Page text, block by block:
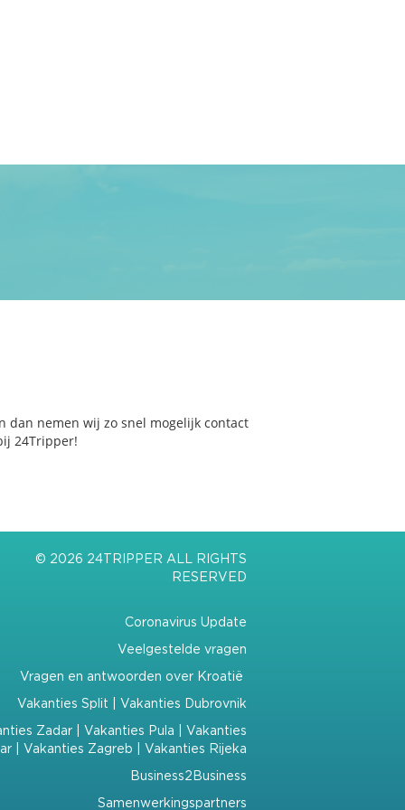
dan nemen wij zo snel mogelijk contact
24Tripper!
© 2026 24TRIPPER ALL RIGHTS
RESERVED
Coronavirus Update
Veelgestelde vragen
Vragen en antwoorden over Kroatië
Vakanties Split
Vakanties Dubrovnik
Zadar
Vakanties Pula
Vakanties
Vakanties Zagreb
Vakanties Rijeka
Business2Business
Samenwerkingspartners